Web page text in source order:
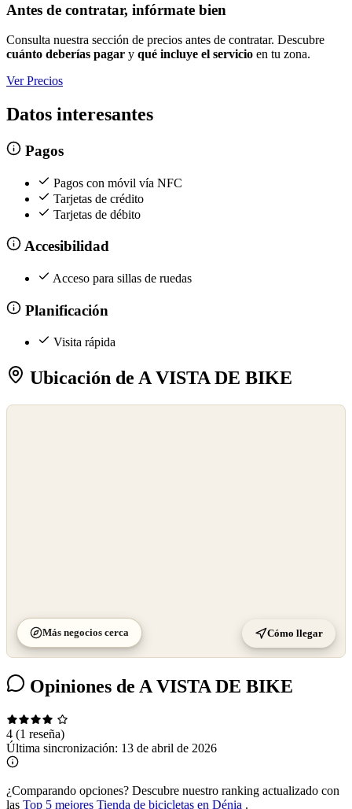
Antes de contratar, infórmate bien
Consulta nuestra sección de precios antes de contratar. Descubre
cuánto deberías pagar y qué incluye el servicio en tu zona.
Ver Precios
Datos interesantes
Pagos
Pagos con móvil vía NFC
Tarjetas de crédito
Tarjetas de débito
Accesibilidad
Acceso para sillas de ruedas
Planificación
Visita rápida
Ubicación de A VISTA DE BIKE
Más negocios cerca Cómo llegar
Opiniones de A VISTA DE BIKE
4 (1 reseña)
Última sincronización: 13 de abril de 2026
¿Comparando opciones? Descubre nuestro ranking actualizado con
las Top 5 mejores Tienda de bicicletas en Dénia .